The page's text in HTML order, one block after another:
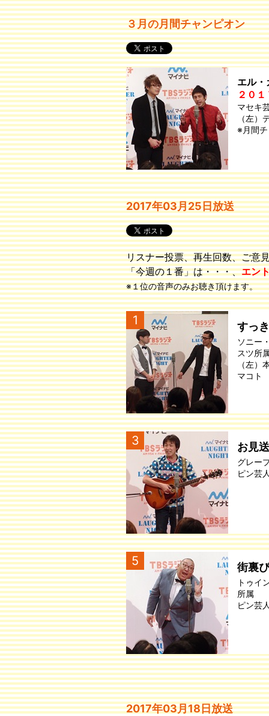
３月の月間チャンピオン
エル・
２０
マセキ
（左
※月間
2017年03月25日放送
リスナー投票、再生回数、ご意
「今週の１番」は・・・、エン
※１位の音声のみお聴き頂けます。
1 すっ
ソニー
スツ所
（左
マコト
3 お見
グレー
ピン芸
5 街裏
トゥイ
所属
ピン芸
2017年03月18日放送